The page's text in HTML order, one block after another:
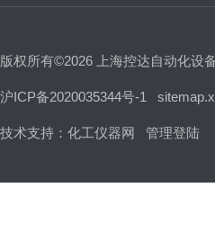
版权所有©2026 上海控达自动化设
沪ICP备2020035344号-1
技术支持： 化工仪器网 管理登陆